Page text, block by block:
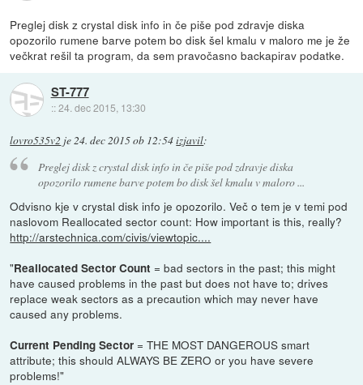
Preglej disk z crystal disk info in če piše pod zdravje diska
opozorilo rumene barve potem bo disk šel kmalu v maloro me je že
večkrat rešil ta program, da sem pravočasno backapirav podatke.
ST-777
::24. dec 2015, 13:30
lovro535v2 je24. dec 2015 ob 12:54izjavil:
Preglej disk z crystal disk info in če piše pod zdravje diska
opozorilo rumene barve potem bo disk šel kmalu v maloro ...
Odvisno kje v crystal disk info je opozorilo. Več o tem je v temi pod
naslovom Reallocated sector count: How important is this, really?
http://arstechnica.com/civis/viewtopic....
"Reallocated Sector Count = bad sectors in the past; this might
have caused problems in the past but does not have to; drives
replace weak sectors as a precaution which may never have
caused any problems.
Current Pending Sector = THE MOST DANGEROUS smart
attribute; this should ALWAYS BE ZERO or you have severe
problems!"